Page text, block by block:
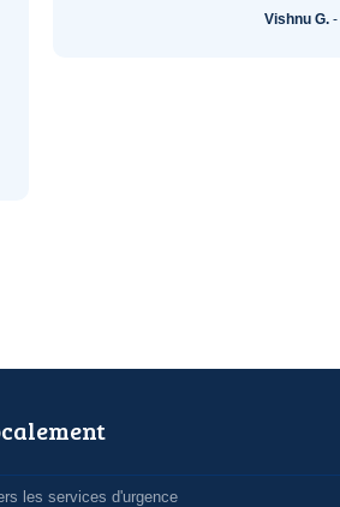
Vishnu G. -
les services d'urgence